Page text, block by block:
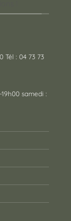
Tél : 04 73 73
samedi :